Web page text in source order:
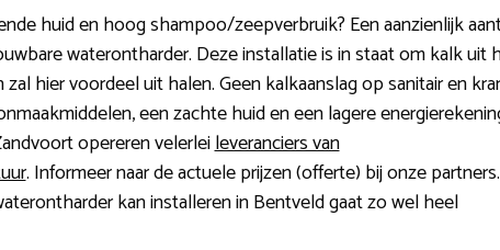
huid en hoog shampoo/zeepverbruik? Een aanzienlijk
waterontharder. Deze installatie is in staat om kalk uit
hier voordeel uit halen. Geen kalkaanslag op sanitair en
een zachte huid en een lagere
opereren velerleileveranciers van
. Informeer naar de actuele prijzen (offerte) bij onze partners.
kan installeren in Bentveld gaat zo wel heel